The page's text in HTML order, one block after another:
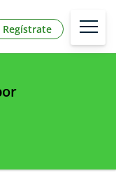
Regístrate